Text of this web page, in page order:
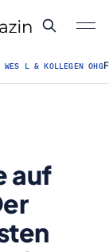
WES L & KOLLEGEN OHG
auf